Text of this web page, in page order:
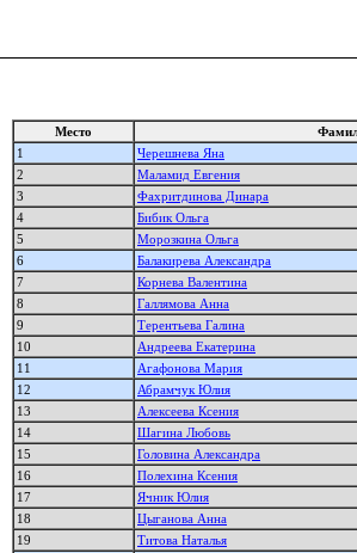
Место
1
Черешнева Яна
2
Маламид Евгения
3
Фахритдинова Динара
4
Бибик Ольга
5
Морозкина Ольга
6
Балакирева Александра
7
Корнева Валентина
8
Галлямова Анна
9
Терентьева Галина
10
Андреева Екатерина
11
Агафонова Мария
12
Абрамчук Юлия
13
Алексеева Ксения
14
Шагина Любовь
15
Головина Александра
16
Полехина Ксения
17
Ячник Юлия
18
Цыганова Анна
19
Титова Наталья